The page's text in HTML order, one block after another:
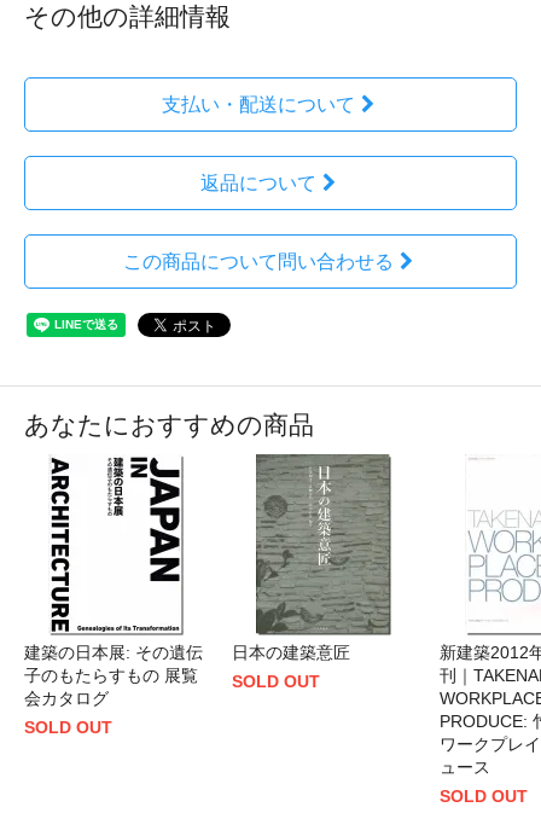
その他の詳細情報
支払い・配送について
返品について
この商品について問い合わせる
あなたにおすすめの商品
建築の日本展: その遺伝
子のもたらすもの 展覧
会カタログ
SOLD OUT
日本の建築意匠
SOLD OUT
新建築2012
刊｜
PRODUCE:
ワークプレ
ュース
SOLD OUT